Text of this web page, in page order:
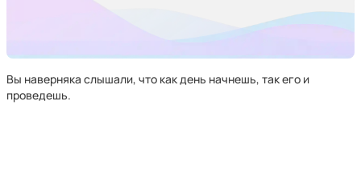
Вы наверняка слышали, что как день начнешь, так его и
проведешь.